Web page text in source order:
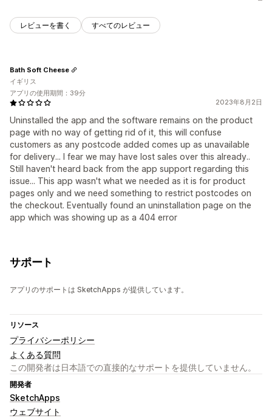
レビューを書く すべてのレビュー
2023年8月2日
Uninstalled the app and the software remains on the product
page with no way of getting rid of it, this will confuse
customers as any postcode added comes up as unavailable
for delivery... I fear we may have lost sales over this already..
Still haven't heard back from the app support regarding this
issue... This app wasn't what we needed as it is for product
pages only and we need something to restrict postcodes on
the checkout. Eventually found an uninstallation page on the
app which was showing up as a 404 error
Bath Soft Cheese
イギリス
アプリの使用期間：39分
サポート
アプリのサポートは SketchApps が提供しています。
リソース
プライバシーポリシー
よくある質問
この開発者は日本語での直接的なサポートを提供していません。
開発者
SketchApps
ウェブサイト